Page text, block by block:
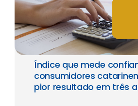
Índice que mede
consumidores
pior resultado em três